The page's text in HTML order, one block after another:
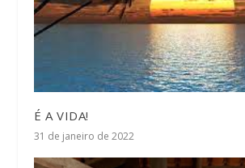
É A VIDA!
31 de janeiro de 2022